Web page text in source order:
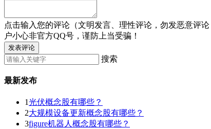
点击输入您的评论（文明发言、理性评论，勿发恶意评论
户小心非官方QQ号，谨防上当受骗！
发表评论
搜索
最新发布
1光伏概念股有哪些？
2大规模设备更新概念股有哪些？
3figure机器人概念股有哪些？